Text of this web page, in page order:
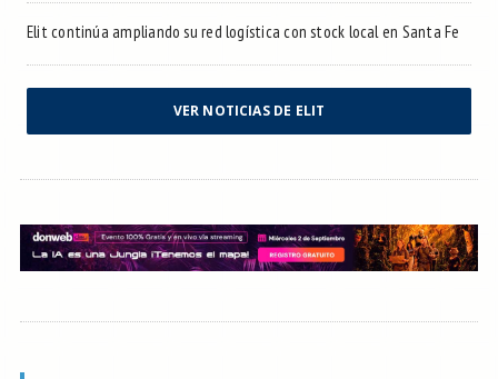
Elit continúa ampliando su red logística con stock local en Santa Fe
VER NOTICIAS DE ELIT